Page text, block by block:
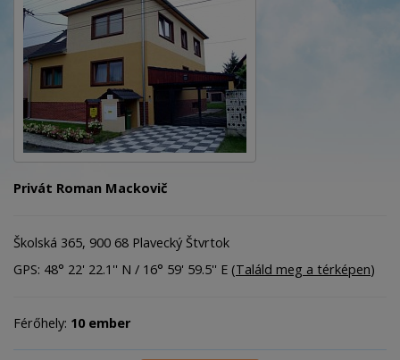
Privát Roman Mackovič
Školská 365, 900 68 Plavecký Štvrtok
GPS: 48° 22' 22.1'' N / 16° 59' 59.5'' E (Találd meg a térképen)
Férőhely: 10 ember